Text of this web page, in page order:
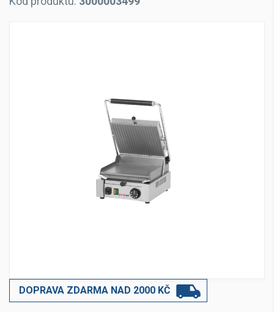
DOPRAVA ZDARMA NAD 2000 KČ